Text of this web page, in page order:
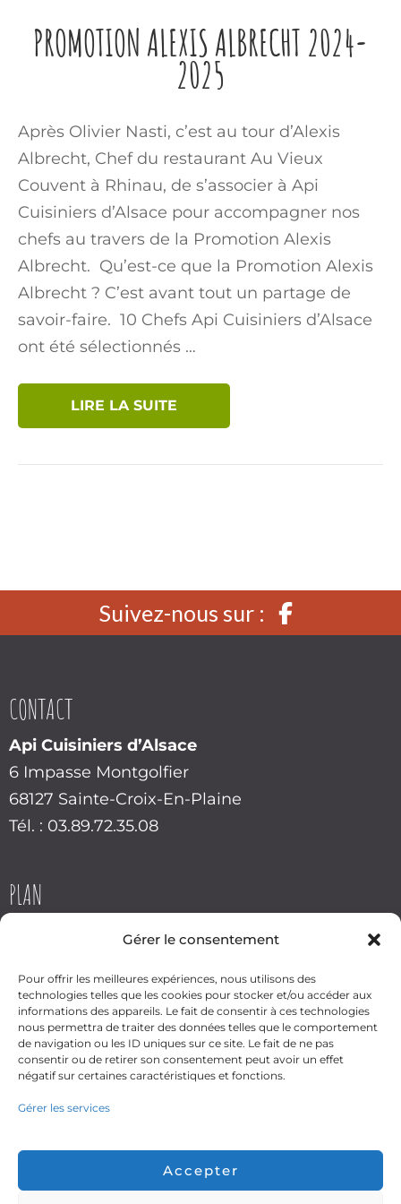
Gérer le consentement
Pour offrir les meilleures expériences, nous utilisons des
technologies telles que les cookies pour stocker et/ou accéder aux
informations des appareils. Le fait de consentir à ces technologies
nous permettra de traiter des données telles que le comportement
de navigation ou les ID uniques sur ce site. Le fait de ne pas
consentir ou de retirer son consentement peut avoir un effet
négatif sur certaines caractéristiques et fonctions.
Gérer les services
Accepter
PROMOTION ALEXIS ALBRECHT 2024-
2025
Après Olivier Nasti, c’est au tour d’Alexis
Albrecht, Chef du restaurant Au Vieux
Couvent à Rhinau, de s’associer à Api
Cuisiniers d’Alsace pour accompagner nos
chefs au travers de la Promotion Alexis
Albrecht. Qu’est-ce que la Promotion Alexis
Albrecht ? C’est avant tout un partage de
savoir-faire. 10 Chefs Api Cuisiniers d’Alsace
ont été sélectionnés …
LIRE LA SUITE
Suivez-nous sur :
CONTACT
Api Cuisiniers d’Alsace
6 Impasse Montgolfier
68127 Sainte-Croix-En-Plaine
Tél. : 03.89.72.35.08
PLAN
Cliquez pour accepter les
cookies marketing et activer
ce contenu